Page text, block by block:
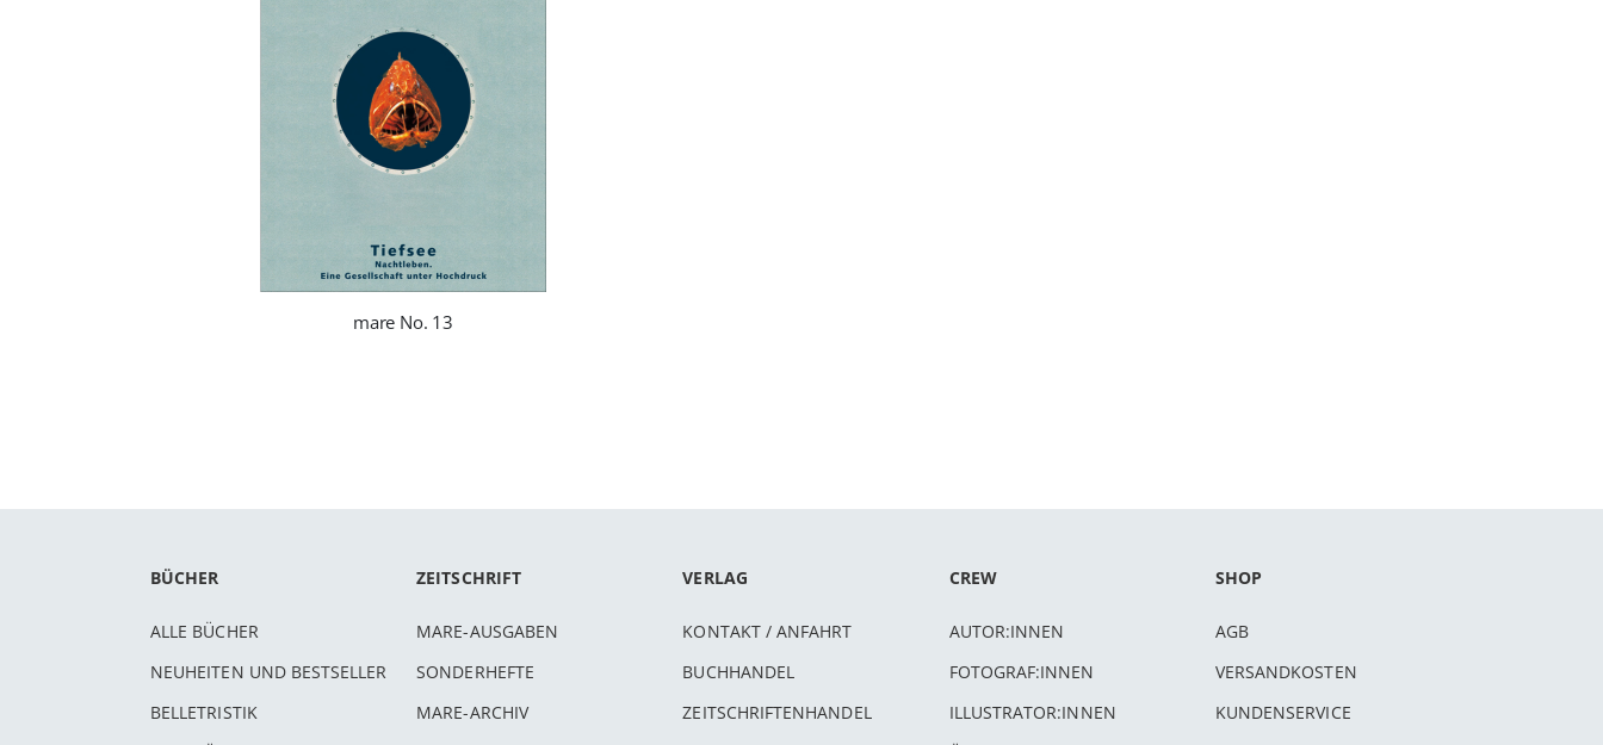
mare No. 13
BÜCHER
ALLE BÜCHER
NEUHEITEN UND BESTSELLER
BELLETRISTIK
ZEITSCHRIFT
MARE-AUSGABEN
SONDERHEFTE
MARE-ARCHIV
VERLAG
KONTAKT / ANFAHRT
BUCHHANDEL
ZEITSCHRIFTENHANDEL
CREW
AUTOR:INNEN
FOTOGRAF:INNEN
ILLUSTRATOR:INNEN
SHOP
AGB
VERSANDKOSTEN
KUNDENSERVICE